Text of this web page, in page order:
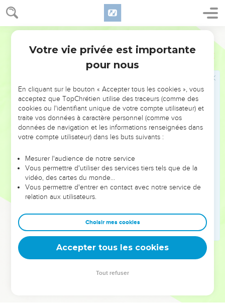
4
12 » Une parole est arrivée furtivement jusqu'à moi, et mon
oreille en a perçu les sons légers.
Au moment où les pensées sont agitées par les visions de
la nuit, quand un sommeil profond tombe sur les hommes,
j’ai été saisi de frayeur et d'épouvante et tous mes os ont
Un esprit est passé près de mon visage, tous les poils de
mon corps se sont hérissés.
Quelqu’un se tenait là. Je ne le reconnaissais pas. Une
silhouette était devant mes yeux. Il y a d’abord eu un
‘L'homme pourrait-il être juste devant Dieu ? Pourrait-il
être pur devant celui qui l'a fait ?
Si Dieu ne peut faire confiance à ses serviteurs, s'il trouve
des défauts chez ses anges,
ce sera d’autant plus le cas pour ceux qui habitent des
maisons d'argile aux fondations posées dans la poussière et
qui peuvent être écrasés plus vite qu’une mite !
Il suffit d’une journée pour les briser ; ils disparaissent
Votre vie privée est importante
pour nous
En cliquant sur le bouton « Accepter tous les cookies », vous
acceptez que TopChrétien utilise des traceurs (comme des
cookies ou l'identifiant unique de votre compte utilisateur) et
traite vos données à caractère personnel (comme vos
données de navigation et les informations renseignées dans
votre compte utilisateur) dans les buts suivants :
Mesurer l'audience de notre service
Vous permettre d'utiliser des services tiers tels que de la
vidéo, des cartes du monde…
Vous permettre d'entrer en contact avec notre service de
relation aux utilisateurs.
Choisir mes cookies
Accepter tous les cookies
Tout refuser